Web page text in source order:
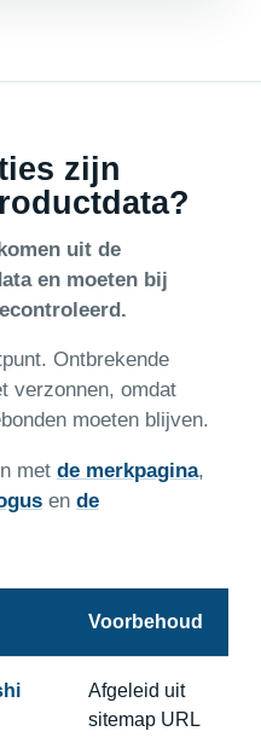
zijn
uit de
en moeten bij
Ontbrekende
verzonnen, omdat
moeten blijven.
met de merkpagina,
en de
Voorbehoud
Afgeleid uit
sitemap URL